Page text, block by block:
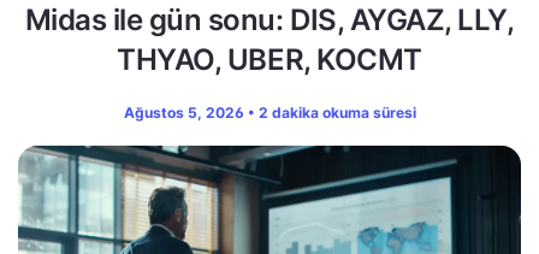
Midas ile gün sonu: DIS, AYGAZ, LLY,
THYAO, UBER, KOCMT
Ağustos 5, 2026 • 2 dakika okuma süresi